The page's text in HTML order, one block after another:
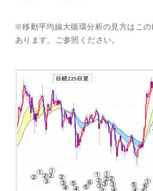
※移動平均線大循環分析の見方はこ
あります。ご参照ください。